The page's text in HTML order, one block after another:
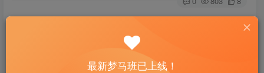
梦马考研精心打磨，2026无惧备考
最新梦马班已上线！